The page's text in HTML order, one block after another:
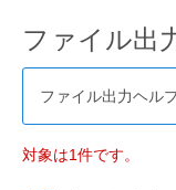
ファイル出
ファイル出力ヘル
対象は1件です。